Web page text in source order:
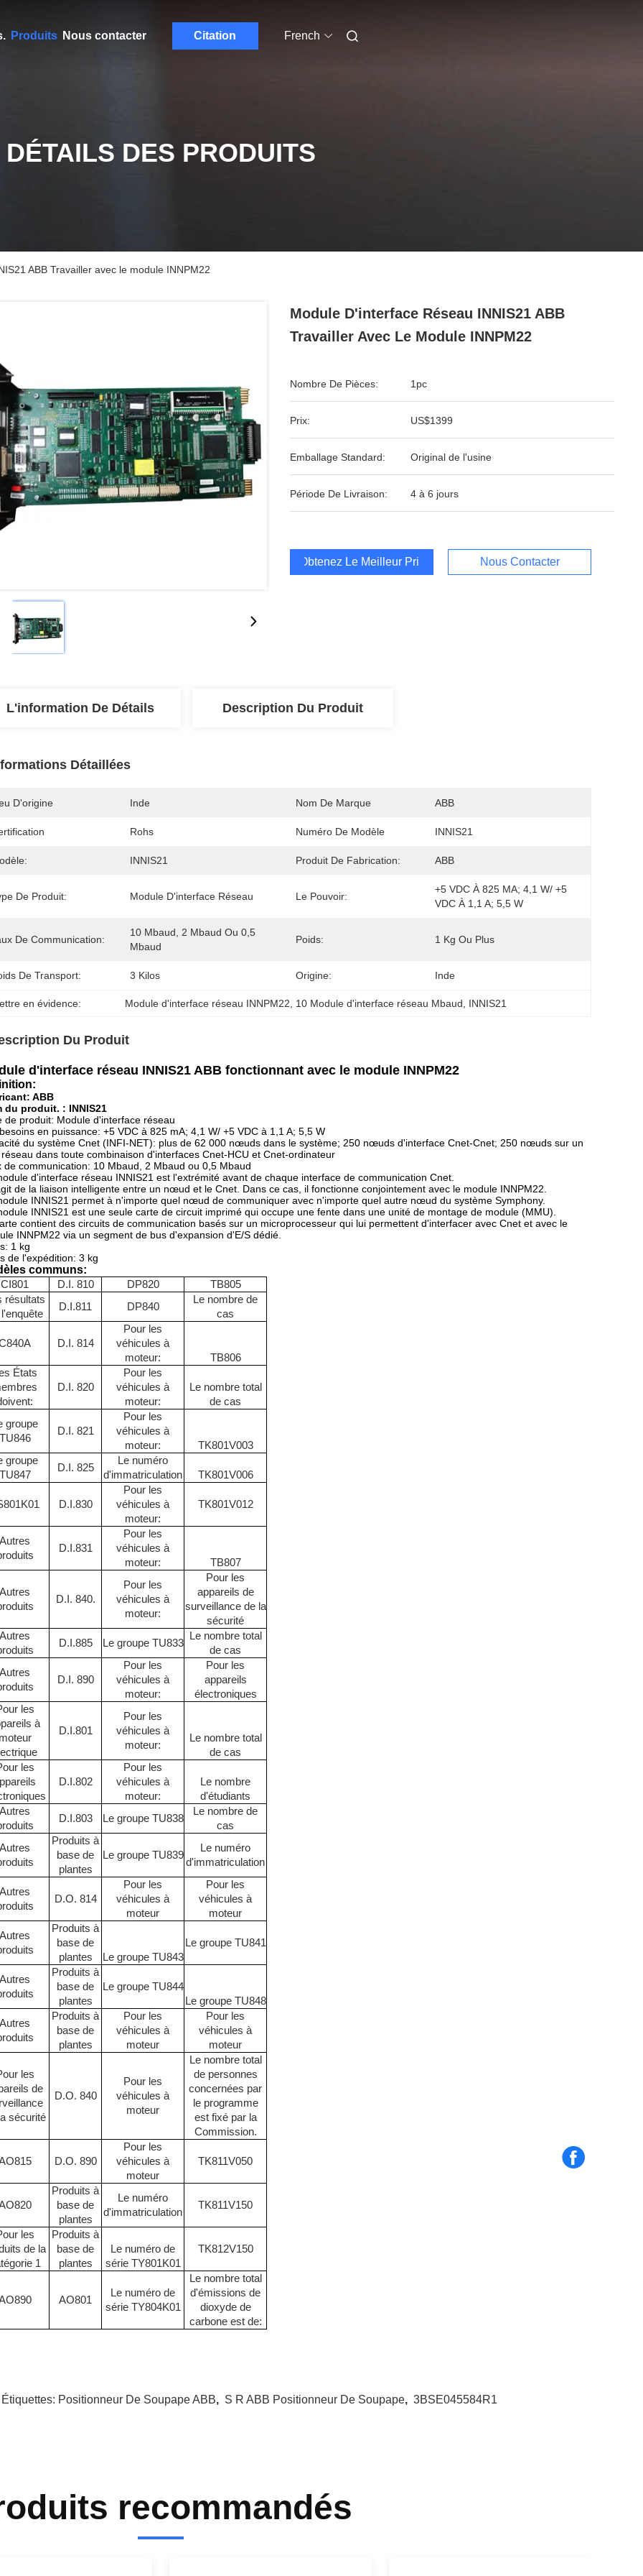
Produits Nous contacter Citation French
DÉTAILS DES PRODUITS
ABB Travailler avec le module INNPM22
Module D'interface Réseau INNIS21 ABB
Travailler Avec Le Module INNPM22
Nombre De Pièces: 1pc
Prix: US$1399
Emballage Standard: Original de l'usine
Période De Livraison: 4 à 6 jours
Obtenez Le Meilleur Prix Nous Contacter
L'information De Détails Description Du Produit
Détaillées
D'origine Inde Nom De Marque ABB
Rohs Numéro De Modèle INNIS21
INNIS21 Produit De Fabrication: ABB
De Produit: Module D'interface Réseau Le Pouvoir:
+5 VDC À 825 MA; 4,1 W/ +5
VDC À 1,1 A; 5,5 W
De Communication:
10 Mbaud, 2 Mbaud Ou 0,5
Mbaud
Poids: 1 Kg Ou Plus
De Transport: 3 Kilos Origine: Inde
en évidence: Module d'interface réseau INNPM22 10 Module d'interface réseau Mbaud INNIS21
Du Produit
d'interface réseau INNIS21 ABB fonctionnant avec le module INNPM22
ABB
du produit. : INNIS21
de produit: Module d'interface réseau
en puissance: +5 VDC à 825 mA; 4,1 W/ +5 VDC à 1,1 A; 5,5 W
du système Cnet (INFI-NET): plus de 62 000 nœuds dans le système; 250 nœuds d'interface Cnet-Cnet; 250 nœuds sur un
dans toute combinaison d'interfaces Cnet-HCU et Cnet-ordinateur
de communication: 10 Mbaud, 2 Mbaud ou 0,5 Mbaud
d'interface réseau INNIS21 est l'extrémité avant de chaque interface de communication Cnet.
de la liaison intelligente entre un nœud et le Cnet. Dans ce cas, il fonctionne conjointement avec le module INNPM22.
INNIS21 permet à n'importe quel nœud de communiquer avec n'importe quel autre nœud du système Symphony.
INNIS21 est une seule carte de circuit imprimé qui occupe une fente dans une unité de montage de module (MMU).
contient des circuits de communication basés sur un microprocesseur qui lui permettent d'interfacer avec Cnet et avec le
INNPM22 via un segment de bus d'expansion d'E/S dédié.
1 kg
de l'expédition: 3 kg
communs:
CI801 D.I. 810 DP820
TB805
résultats
D.I.811 DP840
Le nombre de
cas
D.I. 814
Pour les
véhicules à
moteur:
TB806
États
D.I. 820
Pour les
véhicules à
moteur:
Le nombre total
de cas
groupe
TU846
D.I. 821
Pour les
véhicules à
moteur:
TK801V003
groupe
TU847
D.I. 825
Le numéro
d'immatriculation
TK801V006
D.I.830
Pour les
véhicules à
moteur:
TK801V012
Autres
D.I.831
Pour les
véhicules à
moteur:
TB807
Autres
D.I. 840.
Pour les
véhicules à
moteur:
Pour les
appareils de
surveillance de la
sécurité
Autres
D.I.885 Le groupe TU833
Le nombre total
de cas
Autres
D.I. 890
Pour les
véhicules à
moteur:
Pour les
appareils
électroniques
les
à
moteur
D.I.801
Pour les
véhicules à
moteur:
Le nombre total
de cas
les
D.I.802
Pour les
véhicules à
moteur:
Le nombre
d'étudiants
Autres
D.I.803 Le groupe TU838
Le nombre de
cas
Autres
Produits à
base de
plantes
Le groupe TU839
Le numéro
d'immatriculation
Autres
D.O. 814
Pour les
véhicules à
moteur
Pour les
véhicules à
moteur
Autres
Produits à
base de
plantes
Le groupe TU843
Le groupe TU841
Autres
Produits à
base de
plantes
Le groupe TU844
Le groupe TU848
Autres
Produits à
base de
plantes
Pour les
véhicules à
moteur
Pour les
véhicules à
moteur
les
de
sécurité
D.O. 840
Pour les
véhicules à
moteur
Le nombre total
de personnes
concernées par
le programme
est fixé par la
Commission.
D.O. 890
Pour les
véhicules à
moteur
TK811V050
Produits à
base de
plantes
Le numéro
d'immatriculation
TK811V150
les
de la
1
Produits à
base de
plantes
Le numéro de
série TY801K01
TK812V150
AO801
Le numéro de
série TY804K01
Le nombre total
d'émissions de
dioxyde de
carbone est de:
Étiquettes: Positionneur De Soupape ABB, S R ABB Positionneur De Soupape, 3BSE045584R1
recommandés